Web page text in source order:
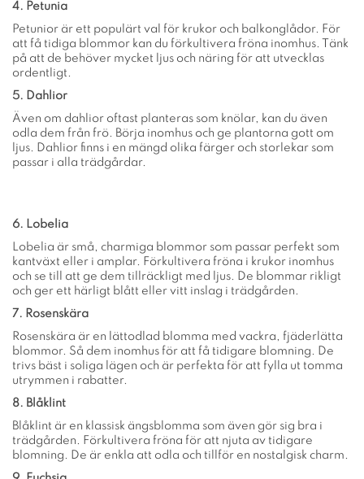
4. Petunia
Petunior är ett populärt val för krukor och balkonglådor. För
att få tidiga blommor kan du förkultivera fröna inomhus. Tänk
på att de behöver mycket ljus och näring för att utvecklas
ordentligt.
5. Dahlior
Även om dahlior oftast planteras som knölar, kan du även
odla dem från frö. Börja inomhus och ge plantorna gott om
ljus. Dahlior finns i en mängd olika färger och storlekar som
passar i alla trädgårdar.
6. Lobelia
Lobelia är små, charmiga blommor som passar perfekt som
kantväxt eller i amplar. Förkultivera fröna i krukor inomhus
och se till att ge dem tillräckligt med ljus. De blommar rikligt
och ger ett härligt blått eller vitt inslag i trädgården.
7. Rosenskära
Rosenskära är en lättodlad blomma med vackra, fjäderlätta
blommor. Så dem inomhus för att få tidigare blomning. De
trivs bäst i soliga lägen och är perfekta för att fylla ut tomma
utrymmen i rabatter.
8. Blåklint
Blåklint är en klassisk ängsblomma som även gör sig bra i
trädgården. Förkultivera fröna för att njuta av tidigare
blomning. De är enkla att odla och tillför en nostalgisk charm.